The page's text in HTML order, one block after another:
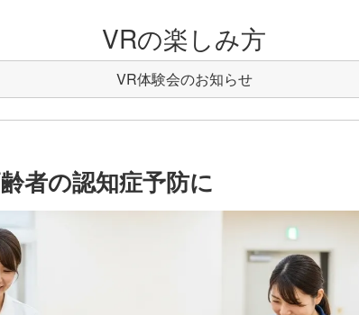
VRの楽しみ方
VR体験会のお知らせ
者の認知症予防に